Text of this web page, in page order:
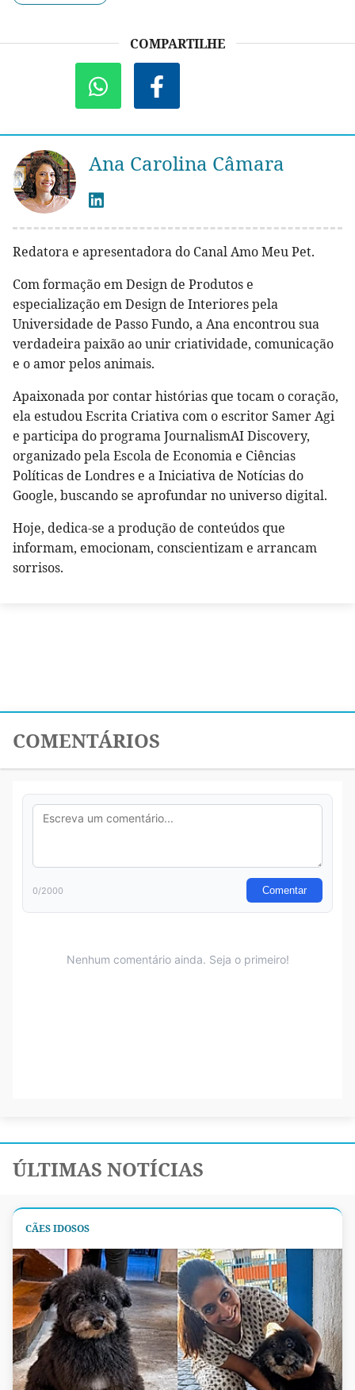
COMPARTILHE
Ana Carolina Câmara
Redatora e apresentadora do Canal Amo Meu Pet.
Com formação em Design de Produtos e
especialização em Design de Interiores pela
Universidade de Passo Fundo, a Ana encontrou sua
verdadeira paixão ao unir criatividade, comunicação
e o amor pelos animais.
Apaixonada por contar histórias que tocam o coração,
ela estudou Escrita Criativa com o escritor Samer Agi
e participa do programa JournalismAI Discovery,
organizado pela Escola de Economia e Ciências
Políticas de Londres e a Iniciativa de Notícias do
Google, buscando se aprofundar no universo digital.
Hoje, dedica-se a produção de conteúdos que
informam, emocionam, conscientizam e arrancam
sorrisos.
COMENTÁRIOS
ÚLTIMAS NOTÍCIAS
CÃES IDOSOS